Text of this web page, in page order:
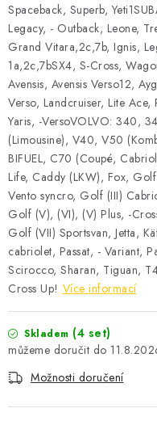
Spaceback, Superb,
Legacy, - Outback, Leone,
Grand Vitara,2c,7b, Ignis,
1a,2c,7bSX4, S-Cross,
Avensis, Avensis Verso12,
Verso, Landcruiser, Lite
Yaris, -VersoVOLVO: 340,
(Limousine), V40, V50
BIFUEL, C70 (Coupé,
Life, Caddy (LKW), Fox,
Vento syncro, Golf (III)
Golf (V), (VI), (V) Plus, -
Golf (VII) Sportsvan, Jetta,
cabriolet, Passat, - Variant,
Scirocco, Sharan, Tiguan,
Cross Up! Více informací
Skladem (4 set)
Možnosti doručení